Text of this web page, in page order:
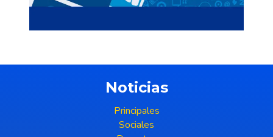
Noticias
Principales
Sociales